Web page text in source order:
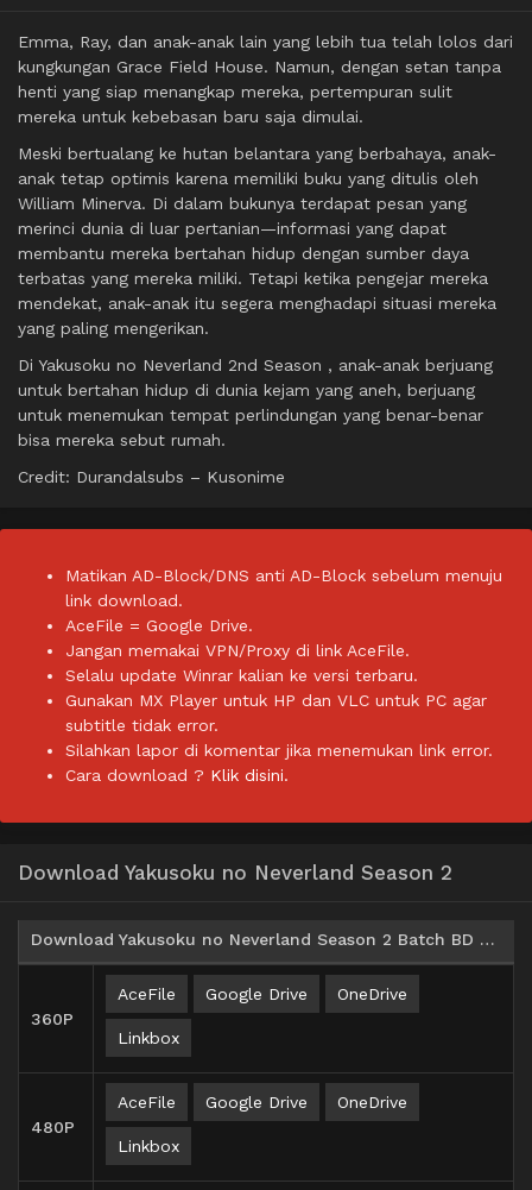
Emma, ​​​​Ray, dan anak-anak lain yang lebih tua telah lolos dari
kungkungan Grace Field House. Namun, dengan setan tanpa
henti yang siap menangkap mereka, pertempuran sulit
mereka untuk kebebasan baru saja dimulai.
Meski bertualang ke hutan belantara yang berbahaya, anak-
anak tetap optimis karena memiliki buku yang ditulis oleh
William Minerva. Di dalam bukunya terdapat pesan yang
merinci dunia di luar pertanian—informasi yang dapat
membantu mereka bertahan hidup dengan sumber daya
terbatas yang mereka miliki. Tetapi ketika pengejar mereka
mendekat, anak-anak itu segera menghadapi situasi mereka
yang paling mengerikan.
Di Yakusoku no Neverland 2nd Season , anak-anak berjuang
untuk bertahan hidup di dunia kejam yang aneh, berjuang
untuk menemukan tempat perlindungan yang benar-benar
bisa mereka sebut rumah.
Credit: Durandalsubs – Kusonime
Matikan AD-Block/DNS anti AD-Block sebelum menuju
link download.
AceFile = Google Drive.
Jangan memakai VPN/Proxy di link AceFile.
Selalu update Winrar kalian ke versi terbaru.
Gunakan MX Player untuk HP dan VLC untuk PC agar
subtitle tidak error.
Silahkan lapor di komentar jika menemukan link error.
Cara download ? Klik disini.
Download Yakusoku no Neverland Season 2
Download Yakusoku no Neverland Season 2 Batch BD Subtitle Indonesia
360P
AceFile Google Drive OneDrive
Linkbox
480P
AceFile Google Drive OneDrive
Linkbox